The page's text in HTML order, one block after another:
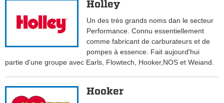
Holley
Un des très grands noms dan le secteur
Performance. Connu essentiellement
comme fabricant de carburateurs et de
pompes à essence. Fait aujourd'hui
partie d'une groupe avec Earls, Flowtech, Hooker,NOS et Weiand.
Hooker